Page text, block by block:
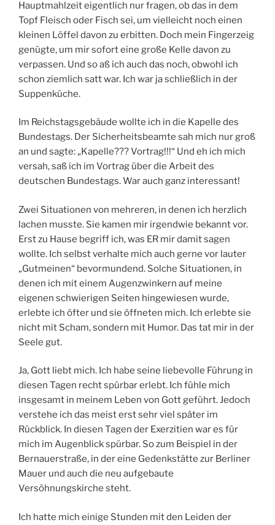
Hauptmahlzeit eigentlich nur fragen, ob das in dem
Topf Fleisch oder Fisch sei, um vielleicht noch einen
kleinen Löffel davon zu erbitten. Doch mein Fingerzeig
genügte, um mir sofort eine große Kelle davon zu
verpassen. Und so aß ich auch das noch, obwohl ich
schon ziemlich satt war. Ich war ja schließlich in der
Suppenküche.
Im Reichstagsgebäude wollte ich in die Kapelle des
Bundestags. Der Sicherheitsbeamte sah mich nur groß
an und sagte: „Kapelle??? Vortrag!!!“ Und eh ich mich
versah, saß ich im Vortrag über die Arbeit des
deutschen Bundestags. War auch ganz interessant!
Zwei Situationen von mehreren, in denen ich herzlich
lachen musste. Sie kamen mir irgendwie bekannt vor.
Erst zu Hause begriff ich, was ER mir damit sagen
wollte. Ich selbst verhalte mich auch gerne vor lauter
„Gutmeinen“ bevormundend. Solche Situationen, in
denen ich mit einem Augenzwinkern auf meine
eigenen schwierigen Seiten hingewiesen wurde,
erlebte ich öfter und sie öffneten mich. Ich erlebte sie
nicht mit Scham, sondern mit Humor. Das tat mir in der
Seele gut.
Ja, Gott liebt mich. Ich habe seine liebevolle Führung in
diesen Tagen recht spürbar erlebt. Ich fühle mich
insgesamt in meinem Leben von Gott geführt. Jedoch
verstehe ich das meist erst sehr viel später im
Rückblick. In diesen Tagen der Exerzitien war es für
mich im Augenblick spürbar. So zum Beispiel in der
Bernauerstraße, in der eine Gedenkstätte zur Berliner
Mauer und auch die neu aufgebaute
Versöhnungskirche steht.
Ich hatte mich einige Stunden mit den Leiden der